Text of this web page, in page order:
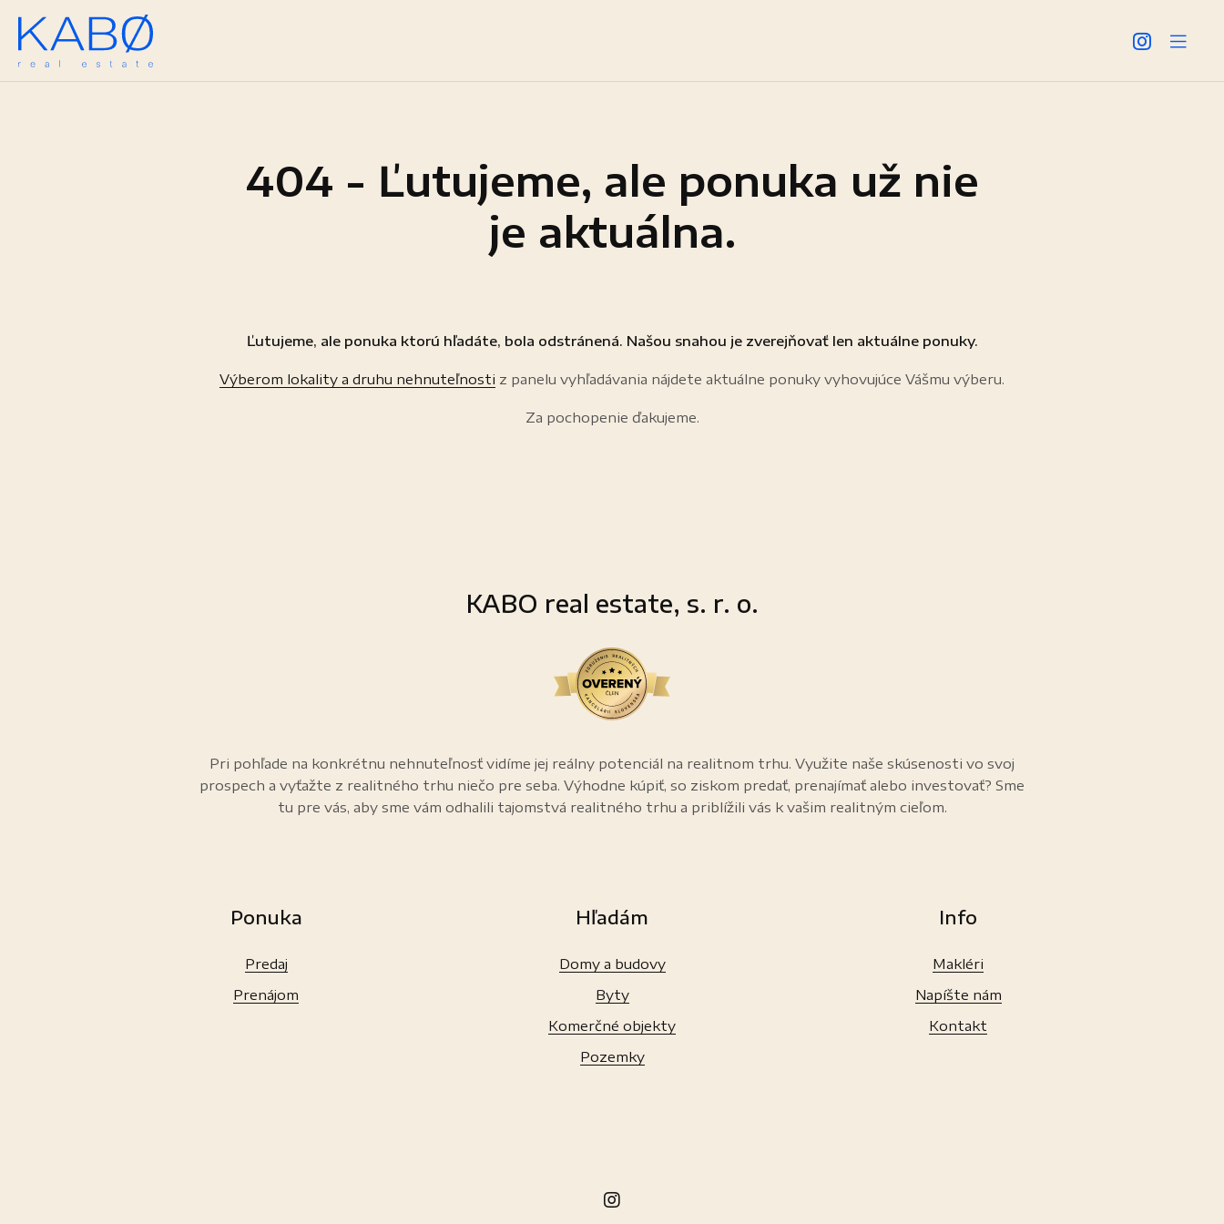
404 - Ľutujeme, ale ponuka už nie
je aktuálna.
Ľutujeme, ale ponuka ktorú hľadáte, bola odstránená. Našou snahou je zverejňovať len aktuálne ponuky.
Výberom lokality a druhu nehnuteľnosti z panelu vyhľadávania nájdete aktuálne ponuky vyhovujúce Vášmu výberu.
Za pochopenie ďakujeme.
KABO real estate, s. r. o.
Pri pohľade na konkrétnu nehnuteľnosť vidíme jej reálny potenciál na realitnom trhu. Využite naše skúsenosti vo svoj
prospech a vyťažte z realitného trhu niečo pre seba. Výhodne kúpiť, so ziskom predať, prenajímať alebo investovať? Sme
tu pre vás, aby sme vám odhalili tajomstvá realitného trhu a priblížili vás k vašim realitným cieľom.
Ponuka
Predaj
Prenájom
Hľadám
Domy a budovy
Byty
Komerčné objekty
Pozemky
Info
Makléri
Napíšte nám
Kontakt